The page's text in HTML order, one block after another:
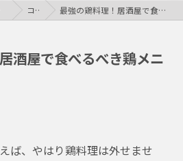
コラム 最強の鶏料理！居酒屋で食べるべき鶏メニューベスト５！
酒屋で食べるべき鶏メニ
ば、やはり鶏料理は外せませ